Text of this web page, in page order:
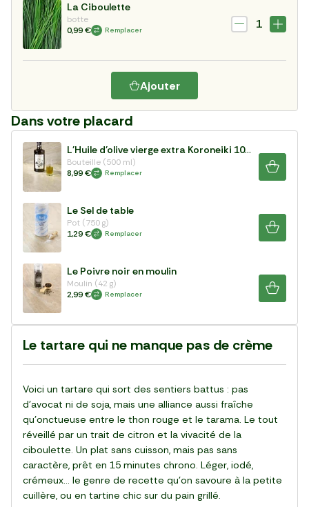
La Ciboulette
botte
0,99 €
Remplacer 1
Ajouter
Dans votre placard
L'Huile d'olive vierge extra Koroneiki 100%
Bouteille (500 ml)
8,99 €
Remplacer
Le Sel de table
Pot (750 g)
1,29 €
Remplacer
Le Poivre noir en moulin
Moulin (42 g)
2,99 €
Remplacer
Le tartare qui ne manque pas de crème
Voici un tartare qui sort des sentiers battus : pas
d'avocat ni de soja, mais une alliance aussi fraîche
qu'onctueuse entre le thon rouge et le tarama. Le tout
réveillé par un trait de citron et la vivacité de la
ciboulette. Un plat sans cuisson, mais pas sans
caractère, prêt en 15 minutes chrono. Léger, iodé,
crémeux… le genre de recette qu’on savoure à la petite
cuillère, ou en tartine chic sur du pain grillé.